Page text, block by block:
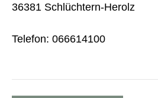
36381 Schlüchtern-Herolz
Telefon: 066614100